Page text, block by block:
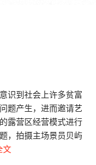
识到社会上许多贫富
题产生，进而邀请艺
露营区经营模式进行
，拍摄主场景员贝屿
文